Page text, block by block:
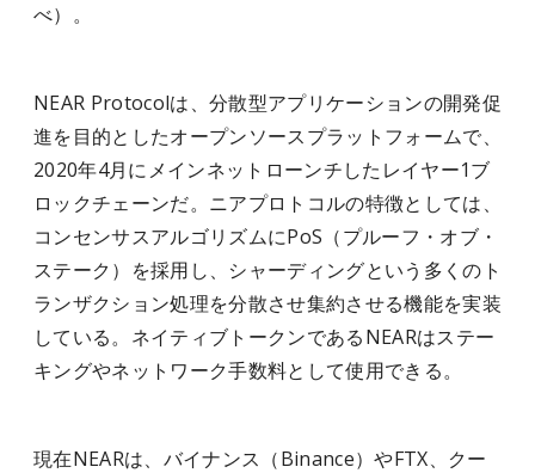
べ）。
NEAR Protocolは、分散型アプリケーションの開発促
進を目的としたオープンソースプラットフォームで、
2020年4月にメインネットローンチしたレイヤー1ブ
ロックチェーンだ。ニアプロトコルの特徴としては、
コンセンサスアルゴリズムにPoS（プルーフ・オブ・
ステーク）を採用し、シャーディングという多くのト
ランザクション処理を分散させ集約させる機能を実装
している。ネイティブトークンであるNEARはステー
キングやネットワーク手数料として使用できる。
現在NEARは、バイナンス（Binance）やFTX、クー